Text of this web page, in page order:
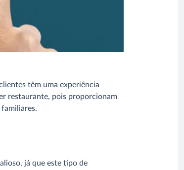
têm uma experiência
restaurante, pois proporcionam
já que este tipo de